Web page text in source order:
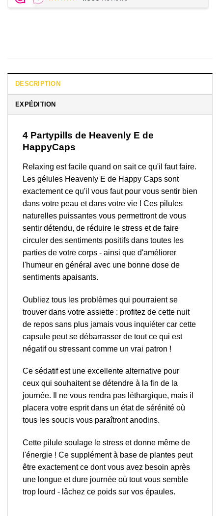
DESCRIPTION
EXPÉDITION
4 Partypills de Heavenly E de
HappyCaps
Relaxing est facile quand on sait ce qu'il faut faire.
Les gélules Heavenly E de Happy Caps sont
exactement ce qu'il vous faut pour vous sentir bien
dans votre peau et dans votre vie ! Ces pilules
naturelles puissantes vous permettront de vous
sentir détendu, de réduire le stress et de faire
circuler des sentiments positifs dans toutes les
parties de votre corps - ainsi que d'améliorer
l'humeur en général avec une bonne dose de
sentiments apaisants.
Oubliez tous les problèmes qui pourraient se
trouver dans votre assiette : profitez de cette nuit
de repos sans plus jamais vous inquiéter car cette
capsule peut se débarrasser de tout ce qui est
négatif ou stressant comme un vrai patron !
Ce sédatif est une excellente alternative pour
ceux qui souhaitent se détendre à la fin de la
journée. Il ne vous rendra pas léthargique, mais il
placera votre esprit dans un état de sérénité où
tous les soucis vous paraîtront anodins.
Cette pilule soulage le stress et donne même de
l'énergie ! Ce supplément à base de plantes peut
être exactement ce dont vous avez besoin après
une longue et dure journée où tout vous semble
trop lourd - lâchez ce poids sur vos épaules.